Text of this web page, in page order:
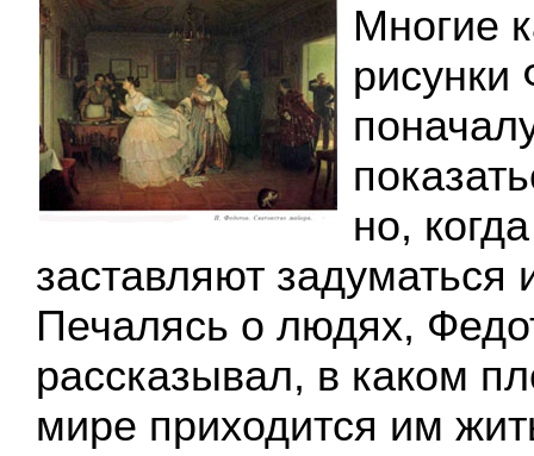
Многие
рисунки
но,
заставляют задуматься
Печалясь о людях,
рассказывал, в каком
мире приходится им